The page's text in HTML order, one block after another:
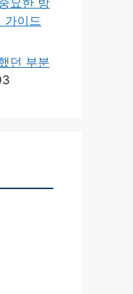
가이드
던 부분